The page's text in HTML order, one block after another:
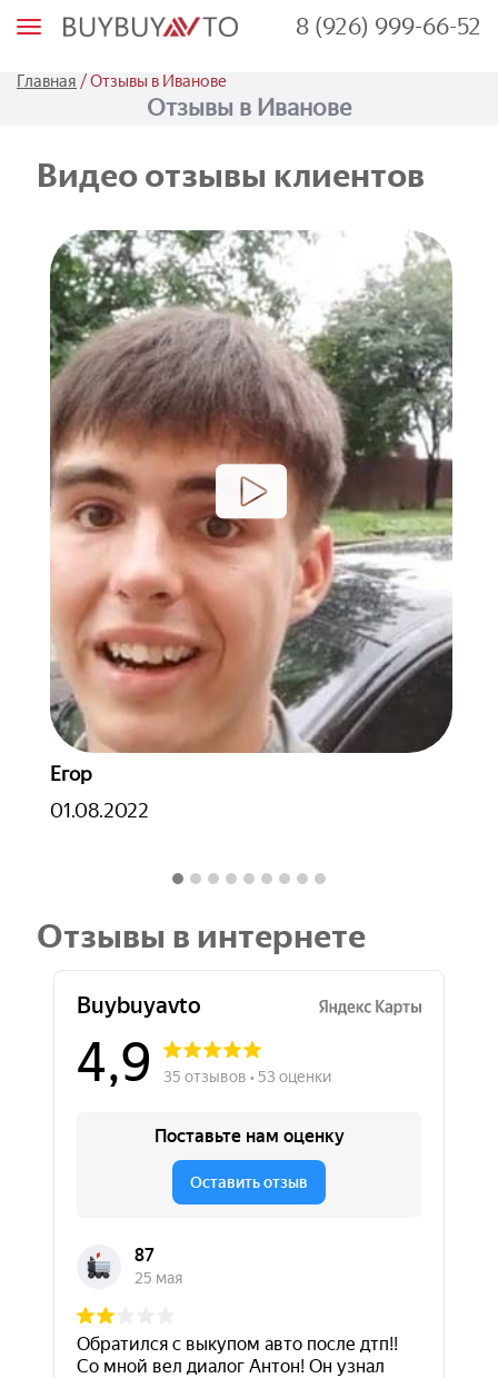
М
ю
8 (926) 999-66-52
Главная /Отзывы в Иванове
Отзывы в Иванове
Видео отзывы клиентов
Ольга
20.07.2022
Отзывы в интернете